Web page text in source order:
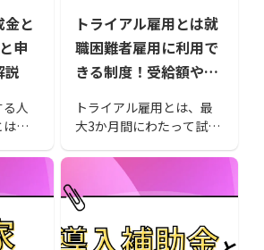
と
申
説
人
、
す
ス
優秀
を
回
トライアル雇用とは就
職困難者雇用に利用で
きる制度！受給額や条
トライアル雇用とは、最
大3か月間にわたって試験
する際に国からの助成金
を受けられる制度です。
具体的にはどの程度の助
また、制度が適用される